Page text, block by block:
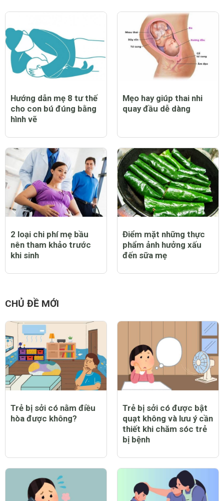
Hướng dẫn mẹ 8 tư thế
cho con bú đúng bằng
hình vẽ
Mẹo hay giúp thai nhi
quay đầu dễ dàng
2 loại chi phí mẹ bầu
nên tham khảo trước
khi sinh
Điểm mặt những thực
phẩm ảnh hưởng xấu
đến sữa mẹ
CHỦ ĐỀ MỚI
Trẻ bị sởi có nằm điều
hòa được không?
Trẻ bị sởi có được bật
quạt không và lưu ý cần
thiết khi chăm sóc trẻ
bị bệnh